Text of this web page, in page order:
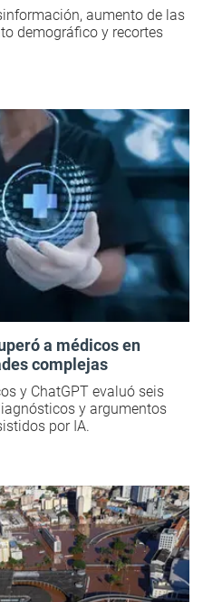
aumento de las
demográfico y recortes
a médicos en
complejas
y ChatGPT evaluó seis
y argumentos
por IA.